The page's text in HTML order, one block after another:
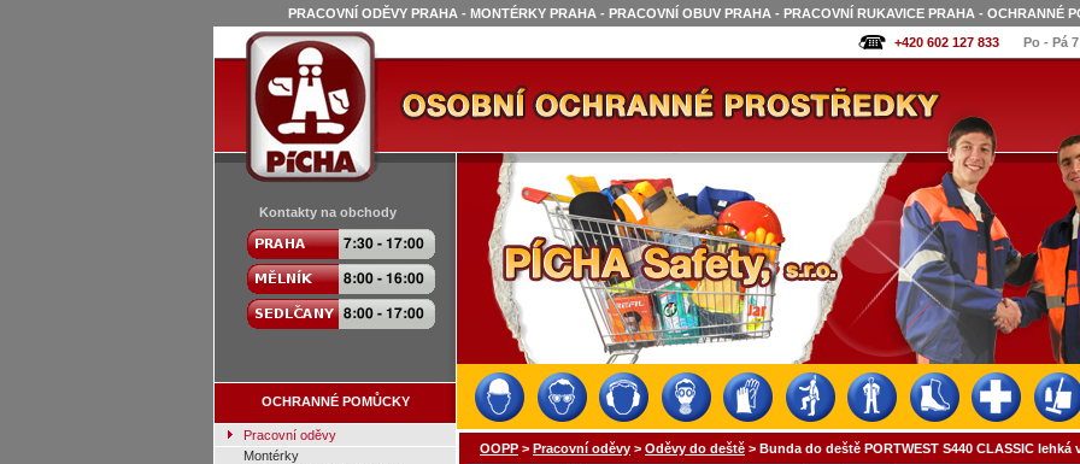
PRACOVNÍ ODĚVY PRAHA - MONTÉRKY PRAHA - PRACOVNÍ OBUV PRAHA - PRACOVNÍ RUKAVICE PRAHA - OCHRANNÉ
+420 602 127 833
Po - Pá
Kontakty na obchody
OCHRANNÉ POMŮCKY
Pracovní oděvy
Montérky
OOPP > Pracovní oděvy > Oděvy do deště > Bunda do deště PORTWEST S440 CLASSIC